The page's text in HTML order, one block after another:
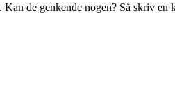
de genkende nogen? Så skriv en